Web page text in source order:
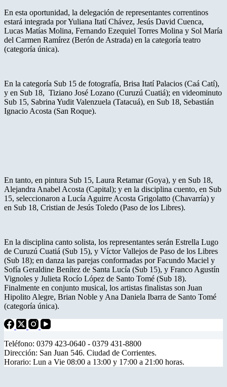
En esta oportunidad, la delegación de representantes correntinos
estará integrada por Yuliana Itatí Chávez, Jesús David Cuenca,
Lucas Matías Molina, Fernando Ezequiel Torres Molina y Sol María
del Carmen Ramírez (Berón de Astrada) en la categoría teatro
(categoría única).
En la categoría Sub 15 de fotografía, Brisa Itatí Palacios (Caá Catí),
y en Sub 18, Tiziano José Lozano (Curuzú Cuatiá); en videominuto
Sub 15, Sabrina Yudit Valenzuela (Tatacuá), en Sub 18, Sebastián
Ignacio Acosta (San Roque).
En tanto, en pintura Sub 15, Laura Retamar (Goya), y en Sub 18,
Alejandra Anabel Acosta (Capital); y en la disciplina cuento, en Sub
15, seleccionaron a Lucía Aguirre Acosta Grigolatto (Chavarría) y
en Sub 18, Cristian de Jesús Toledo (Paso de los Libres).
En la disciplina canto solista, los representantes serán Estrella Lugo
de Curuzú Cuatiá (Sub 15), y Víctor Vallejos de Paso de los Libres
(Sub 18); en danza las parejas conformadas por Facundo Maciel y
Sofía Geraldine Benítez de Santa Lucía (Sub 15), y Franco Agustín
Vignoles y Julieta Rocío López de Santo Tomé (Sub 18).
Finalmente en conjunto musical, los artistas finalistas son Juan
Hipolito Alegre, Brian Noble y Ana Daniela Ibarra de Santo Tomé
(categoría única).
Teléfono: 0379 423-0640 - 0379 431-8800
Dirección: San Juan 546. Ciudad de Corrientes.
Horario: Lun a Vie 08:00 a 13:00 y 17:00 a 21:00 horas.